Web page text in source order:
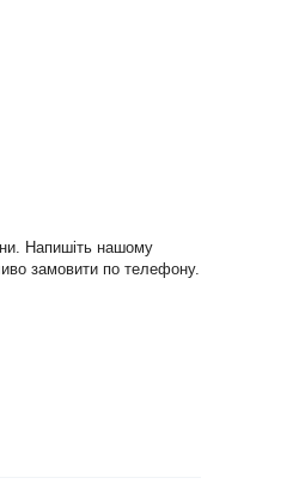
Напишіть нашому
замовити по телефону.